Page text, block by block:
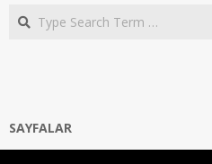
Search
SAYFALAR